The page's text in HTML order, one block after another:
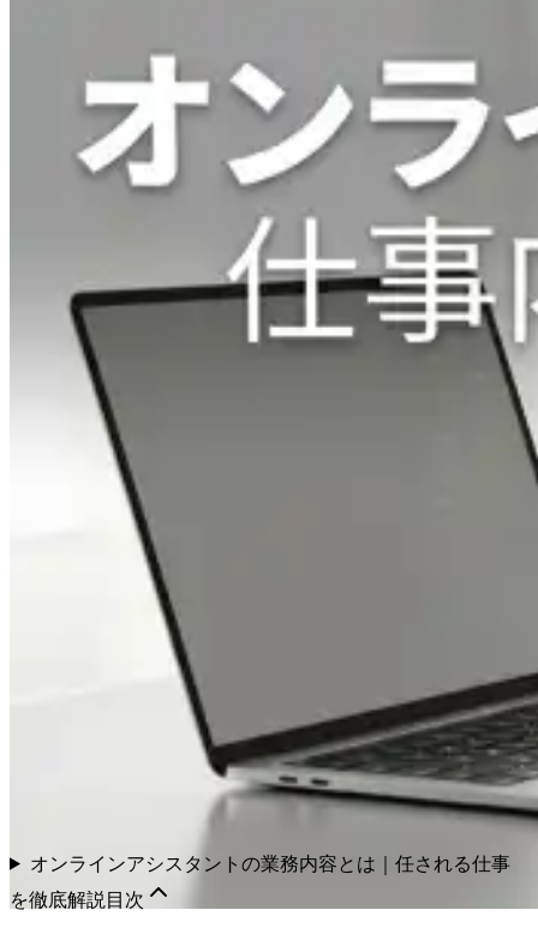
オンラインアシスタントの業務内容とは｜任される仕事
を徹底解説 目次